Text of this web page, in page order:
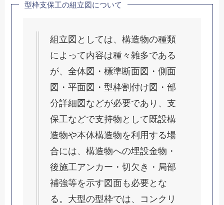
型枠支保工の組立図について
組立図としては、構造物の種類
によって内容は種々雑多である
が、全体図・標準断面図・側面
図・平面図・型枠割付け図・部
分詳細図などが必要であり、支
保工などで支持物として既設構
造物や本体構造物を利用する場
合には、構造物への埋設金物・
後施工アンカー・切欠き・局部
補強等を示す図面も必要とな
る。大型の型枠では、コンクリ